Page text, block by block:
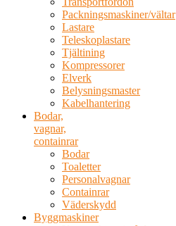
Packningsmaskiner/vältar
Lastare
Teleskoplastare
Tjältining
Kompressorer
Elverk
Belysningsmaster
Kabelhantering
Bodar,
vagnar,
containrar
Bodar
Toaletter
Personalvagnar
Containrar
Väderskydd
Byggmaskiner